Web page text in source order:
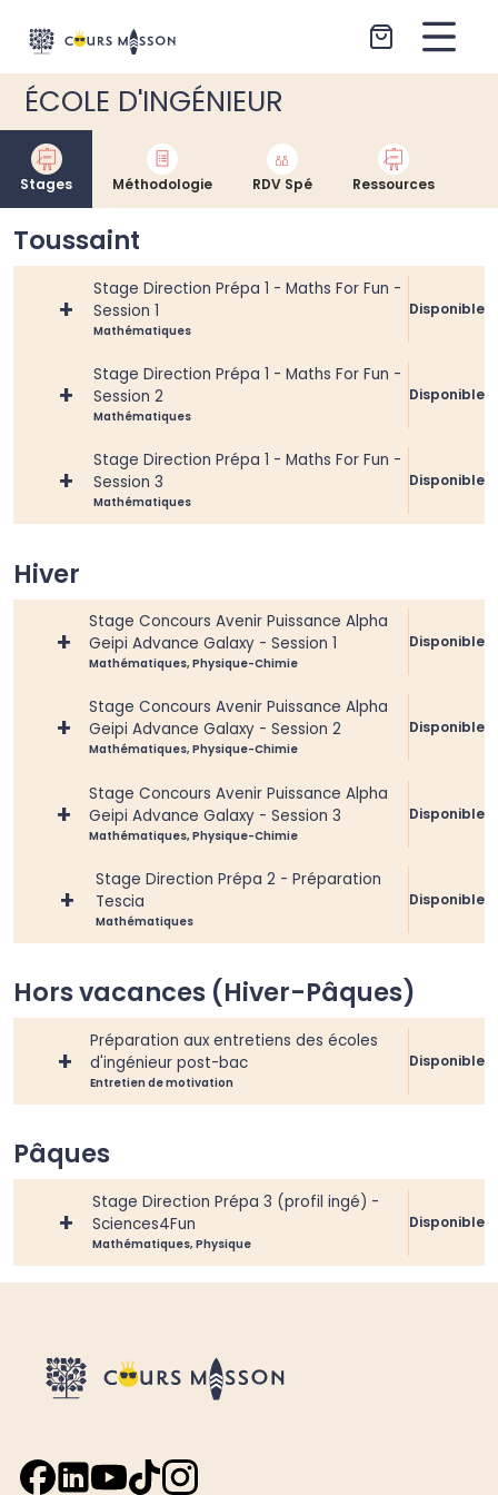
ÉCOLE D'INGÉNIEUR
Stages Méthodologie RDV Spé Ressources
Toussaint
+
Stage Direction Prépa 1 - Maths For Fun -
Session 1
Mathématiques
Disponible
+
Stage Direction Prépa 1 - Maths For Fun -
Session 2
Mathématiques
Disponible
+
Stage Direction Prépa 1 - Maths For Fun -
Session 3
Mathématiques
Disponible
Hiver
+
Stage Concours Avenir Puissance Alpha
Geipi Advance Galaxy - Session 1
Mathématiques, Physique-Chimie
Disponible
+
Stage Concours Avenir Puissance Alpha
Geipi Advance Galaxy - Session 2
Mathématiques, Physique-Chimie
Disponible
+
Stage Concours Avenir Puissance Alpha
Geipi Advance Galaxy - Session 3
Mathématiques, Physique-Chimie
Disponible
+
Stage Direction Prépa 2 - Préparation
Tescia
Mathématiques
Disponible
Hors vacances (Hiver-Pâques)
+
Préparation aux entretiens des écoles
d'ingénieur post-bac
Entretien de motivation
Disponible
Pâques
+
Stage Direction Prépa 3 (profil ingé) -
Sciences4Fun
Mathématiques, Physique
Disponible